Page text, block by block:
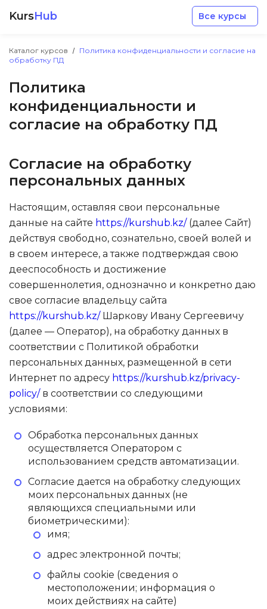
KursHub Все курсы
Каталог курсов
Политика конфиденциальности и согласие на
обработку ПД
Политика
конфиденциальности и
согласие на обработку ПД
Согласие на обработку
персональных данных
Настоящим, оставляя свои персональные
данные на сайте https://kurshub.kz/(далее Сайт)
действуя свободно, сознательно, своей волей и
в своем интересе, а также подтверждая свою
дееспособность и достижение
совершеннолетия, однозначно и конкретно даю
свое согласие владельцу сайта
https://kurshub.kz/Шаркову Ивану Сергеевичу
(далее — Оператор), на обработку данных в
соответствии с Политикой обработки
персональных данных, размещенной в сети
Интернет по адресу https://kurshub.kz/privacy-
policy/в соответствии со следующими
условиями:
Обработка персональных данных
осуществляется Оператором с
использованием средств автоматизации.
Согласие дается на обработку следующих
моих персональных данных (не
являющихся специальными или
биометрическими):
имя;
адрес электронной почты;
файлы cookie (сведения о
местоположении; информация о
моих действиях на сайте)
Разработка
Маркетинг
Аналитика
Менеджмент
Иностранные языки
Soft Skills
ДПО
Детям
Акции и промокоды